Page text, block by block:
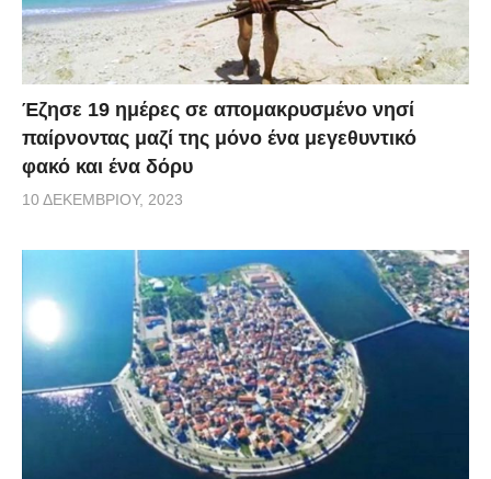
Έζησε 19 ημέρες σε απομακρυσμένο νησί
παίρνοντας μαζί της μόνο ένα μεγεθυντικό
φακό και ένα δόρυ
10 ΔΕΚΕΜΒΡΊΟΥ, 2023